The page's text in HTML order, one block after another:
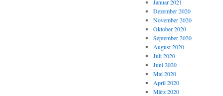
Januar 2021
Dezember 2020
November 2020
Oktober 2020
September 2020
August 2020
Juli 2020
Juni 2020
Mai 2020
April 2020
März 2020